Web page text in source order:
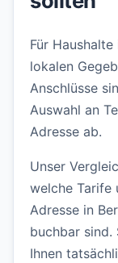
Für
lokalen
Anschlüsse
Auswahl an
Adresse ab.
Unser
welche Tarife
Adresse in
buchbar sind.
Ihnen